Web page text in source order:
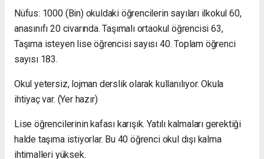
Nüfus: 1000 (Bin) okuldaki öğrencilerin sayıları ilkokul 60,
anasınıfı 20 civarında. Taşımalı ortaokul öğrencisi 63,
Taşıma isteyen lise öğrencisi sayısı 40. Toplam öğrenci
sayısı 183.
Okul yetersiz, lojman derslik olarak kullanılıyor. Okula
ihtiyaç var. (Yer hazır)
Lise öğrencilerinin kafası karışık. Yatılı kalmaları gerektiği
halde taşıma istiyorlar. Bu 40 öğrenci okul dışı kalma
ihtimalleri yüksek.